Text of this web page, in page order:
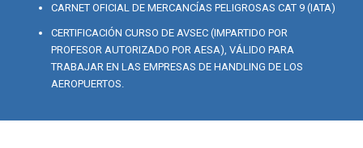
CARNET OFICIAL DE MERCANCÍAS PELIGROSAS CAT 9 (IATA)
CERTIFICACIÓN CURSO DE AVSEC (IMPARTIDO POR
PROFESOR AUTORIZADO POR AESA), VÁLIDO PARA
TRABAJAR EN LAS EMPRESAS DE HANDLING DE LOS
AEROPUERTOS.